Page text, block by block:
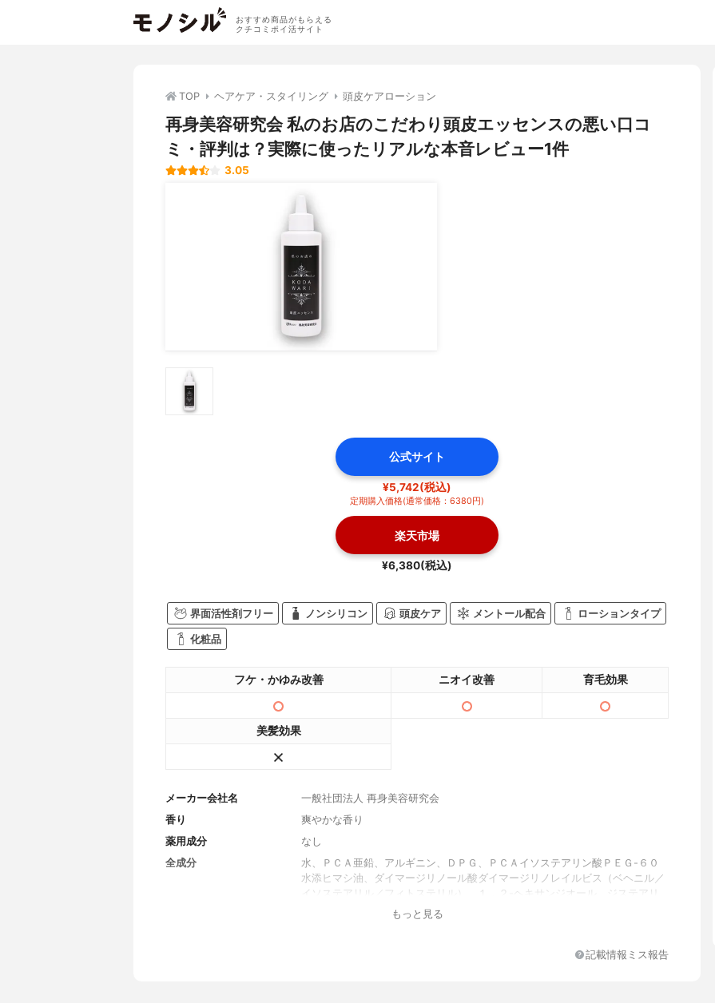
おすすめ商品がもらえる
クチコミポイ活サイト
TOP ヘアケア・スタイリング 頭皮ケアローション
再身美容研究会 私のお店のこだわり頭皮エッセンスの悪い口コ
ミ・評判は？実際に使ったリアルな本音レビュー1件
3.05
公式サイト
¥5,742(税込)
定期購入価格(通常価格：6380円)
楽天市場
¥6,380(税込)
界面活性剤フリー ノンシリコン 頭皮ケア メントール配合 ローションタイプ
化粧品
フケ・かゆみ改善 ニオイ改善 育毛効果
美髪効果
メーカー会社名
一般社団法人 再身美容研究会
香り
爽やかな香り
薬用成分
なし
全成分
水、ＰＣＡ亜鉛、アルギニン、ＤＰＧ、ＰＣＡイソステアリン酸ＰＥＧ-６０
水添ヒマシ油、ダイマージリノール酸ダイマージリノレイルビス（ベヘニル／
イソステアリル／フィトステリル）、１．２-ヘキサンジオール、ジステアリ
ン酸スクロース、グリチルレチン酸ステアリル、オオムギ発酵エキス、トレハ
もっと見る
記載情報ミス報告